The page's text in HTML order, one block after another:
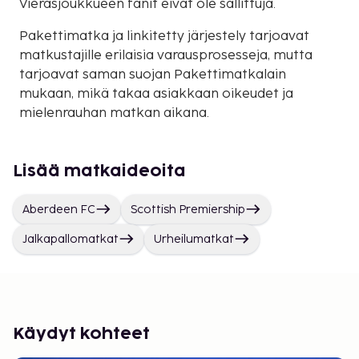
Vierasjoukkueen fanit eivät ole sallittuja.
Pakettimatka ja linkitetty järjestely tarjoavat
matkustajille erilaisia varausprosesseja, mutta
tarjoavat saman suojan Pakettimatkalain
mukaan, mikä takaa asiakkaan oikeudet ja
mielenrauhan matkan aikana.
Lisää matkaideoita
Aberdeen FC Scottish Premiership
Jalkapallomatkat Urheilumatkat
Käydyt kohteet